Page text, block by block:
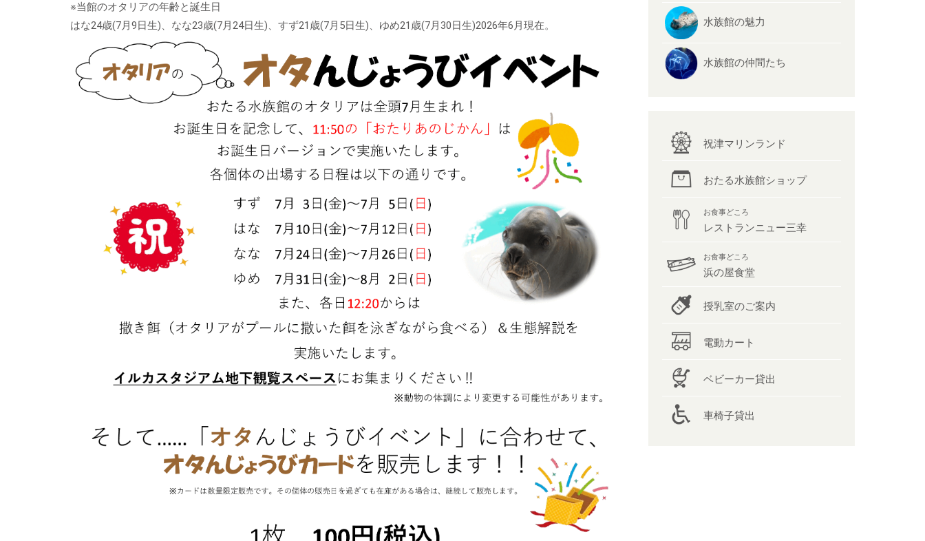
※当館のオタリアの年齢と誕生日
はな24歳(7月9日生)、なな23歳(7月24日生)、すず21歳(7月5日生)、ゆめ21歳(7月30日生)2026年6月現在。
水族館の魅力
水族館の仲間たち
祝津マリンランド
おたる水族館ショップ
お食事どころ
レストランニュー三幸
お食事どころ
浜の屋食堂
授乳室のご案内
電動カート
ベビーカー貸出
車椅子貸出